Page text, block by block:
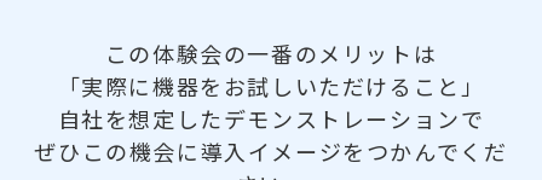
この体験会の一番のメリットは
「実際に機器をお試しいただけること」
自社を想定したデモンストレーションで
ぜひこの機会に導入イメージをつかんでくだ